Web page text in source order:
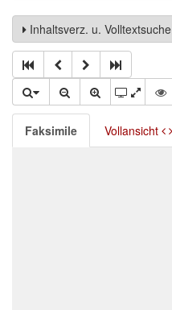
Inhaltsverz. u. Volltextsuche
Faksimile Vollansicht